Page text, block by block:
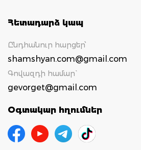
Հետադարձ կապ
Ընդհանուր հարցեր՝
shamshyan.com@gmail.com
Գովազդի համար`
gevorget@gmail.com
Օգտակար հղումներ